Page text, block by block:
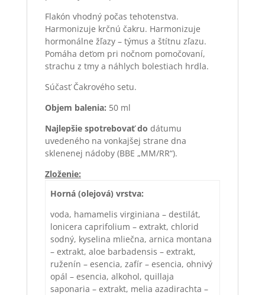
Flakón vhodný počas tehotenstva.
Harmonizuje krčnú čakru. Harmonizuje
hormonálne žľazy – týmus a štítnu zľazu.
Pomáha deťom pri nočnom pomočovaní,
strachu z tmy a náhlych bolestiach hrdla.
Súčasť Čakrového setu.
Objem balenia: 50 ml
Najlepšie spotrebovať do dátumu
uvedeného na vonkajšej strane dna
sklenenej nádoby (BBE „MM/RR“).
Zloženie:
Horná (olejová) vrstva:
voda, hamamelis virginiana – destilát,
lonicera caprifolium – extrakt, chlorid
sodný, kyselina mliečna, arnica montana
– extrakt, aloe barbadensis – extrakt,
ruženín – esencia, zafír – esencia, ohnivý
opál – esencia, alkohol, quillaja
saponaria – extrakt, melia azadirachta –